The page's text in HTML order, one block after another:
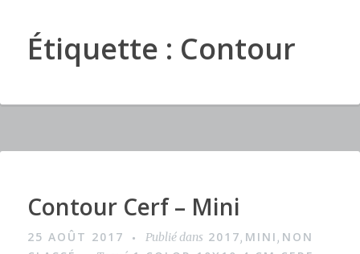
Étiquette : Contour
I
Contour Cerf – Mini
25 AOÛT 2017 Publié dans 2017, MINI, NON